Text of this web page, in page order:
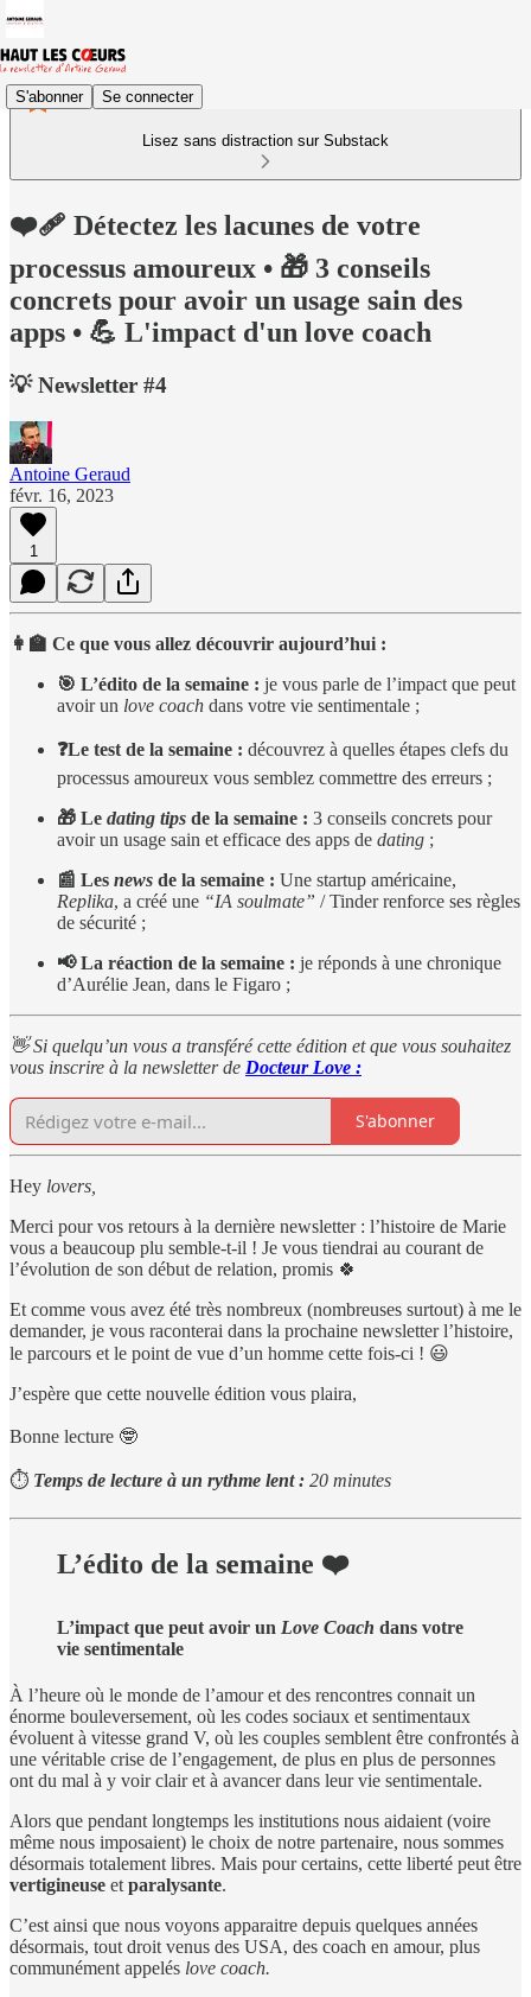
S'abonner Se connecter
Lisez sans distraction sur Substack
❤️‍🩹 Détectez les lacunes de votre
processus amoureux • 🎁 3 conseils
concrets pour avoir un usage sain des
apps • 💪 L'impact d'un love coach
💡 Newsletter #4
Antoine Geraud
févr. 16, 2023
1
👩‍🏫 Ce que vous allez découvrir aujourd’hui :
🎯 L’édito de la semaine : je vous parle de l’impact que peut
avoir un love coach dans votre vie sentimentale ;
❓Le test de la semaine : découvrez à quelles étapes clefs du
processus amoureux vous semblez commettre des erreurs ;
🎁 Le dating tips de la semaine : 3 conseils concrets pour
avoir un usage sain et efficace des apps de dating ;
📰 Les news de la semaine : Une startup américaine,
Replika, a créé une “IA soulmate” / Tinder renforce ses règles
de sécurité ;
📢 La réaction de la semaine : je réponds à une chronique
d’Aurélie Jean, dans le Figaro ;
👋 Si quelqu’un vous a transféré cette édition et que vous souhaitez
vous inscrire à la newsletter de Docteur Love :
S'abonner
Hey lovers,
Merci pour vos retours à la dernière newsletter : l’histoire de Marie
vous a beaucoup plu semble-t-il ! Je vous tiendrai au courant de
l’évolution de son début de relation, promis 🍀
Et comme vous avez été très nombreux (nombreuses surtout) à me le
demander, je vous raconterai dans la prochaine newsletter l’histoire,
le parcours et le point de vue d’un homme cette fois-ci ! 😃
J’espère que cette nouvelle édition vous plaira,
Bonne lecture 🤓
⏱ Temps de lecture à un rythme lent : 20 minutes
L’édito de la semaine ❤️
L’impact que peut avoir un Love Coach dans votre
vie sentimentale
À l’heure où le monde de l’amour et des rencontres connait un
énorme bouleversement, où les codes sociaux et sentimentaux
évoluent à vitesse grand V, où les couples semblent être confrontés à
une véritable crise de l’engagement, de plus en plus de personnes
ont du mal à y voir clair et à avancer dans leur vie sentimentale.
Alors que pendant longtemps les institutions nous aidaient (voire
même nous imposaient) le choix de notre partenaire, nous sommes
désormais totalement libres. Mais pour certains, cette liberté peut être
vertigineuse et paralysante.
C’est ainsi que nous voyons apparaitre depuis quelques années
désormais, tout droit venus des USA, des coach en amour, plus
communément appelés love coach.